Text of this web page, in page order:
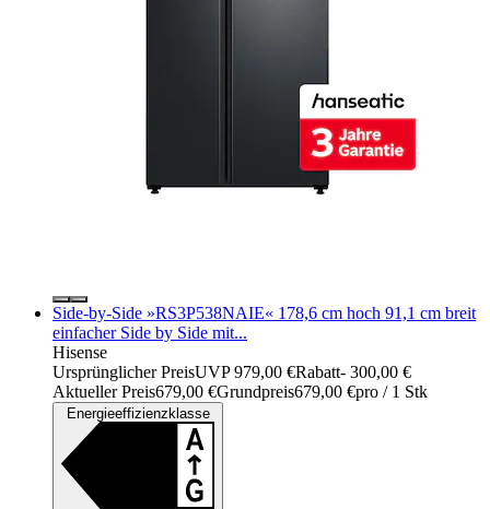
Side-by-Side »RS3P538NAIE« 178,6 cm hoch 91,1 cm breit
einfacher Side by Side mit...
Hisense
Ursprünglicher PreisUVP 979,00 €Rabatt- 300,00 €
Aktueller Preis679,00 €Grundpreis679,00 €pro / 1 Stk
Energieeffizienzklasse